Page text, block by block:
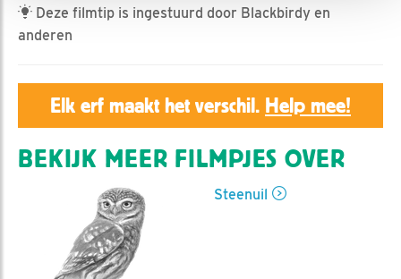
Deze filmtip is ingestuurd door Blackbirdy en
anderen
Elk erf maakt het verschil. Help mee!
BEKIJK MEER FILMPJES OVER
Steenuil